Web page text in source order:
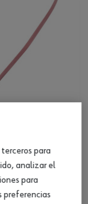
para
analizar el
para
preferencias